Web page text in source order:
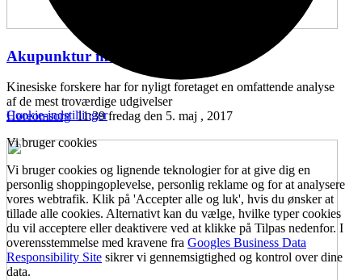
Akupunktur mod hørenedsættelse
Kinesiske forskere har for nyligt foretaget en omfattende analyse
af de mest troværdige udgivelser
Høreomsorg 11:39 fredag den 5. maj , 2017
Cookie-indstillinger
Vi bruger cookies
Vi bruger cookies og lignende teknologier for at give dig en
personlig shoppingoplevelse, personlig reklame og for at analysere
vores webtrafik. Klik på 'Accepter alle og luk', hvis du ønsker at
tillade alle cookies. Alternativt kan du vælge, hvilke typer cookies
du vil acceptere eller deaktivere ved at klikke på Tilpas nedenfor. I
overensstemmelse med kravene fra Googles Business Data
Responsibility Site sikrer vi gennemsigtighed og kontrol over dine
data.